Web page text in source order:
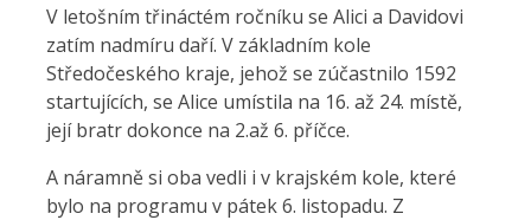
V letošním třináctém ročníku se Alici a Davidovi
zatím nadmíru daří. V základním kole
Středočeského kraje, jehož se zúčastnilo 1592
startujících, se Alice umístila na 16. až 24. místě,
její bratr dokonce na 2.až 6. příčce.
A náramně si oba vedli i v krajském kole, které
bylo na programu v pátek 6. listopadu. Z